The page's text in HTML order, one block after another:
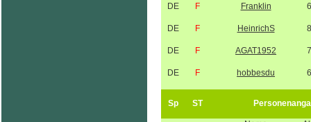
DE F Franklin
DE F HeinrichS
DE F AGAT1952
DE F hobbesdu
Sp ST